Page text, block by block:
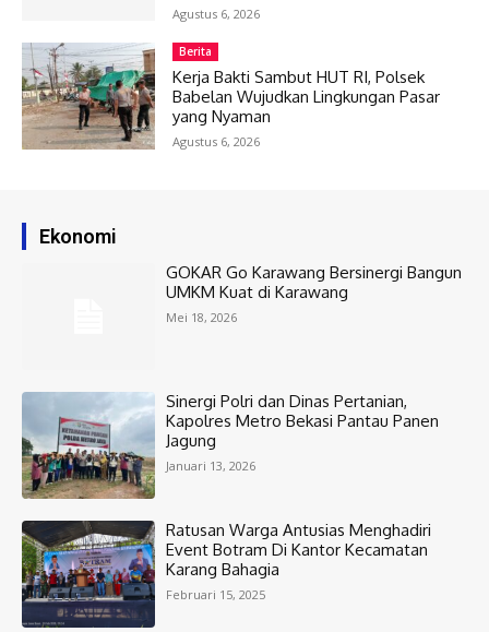
Agustus 6, 2026
Berita
Kerja Bakti Sambut HUT RI, Polsek
Babelan Wujudkan Lingkungan Pasar
yang Nyaman
Agustus 6, 2026
Ekonomi
GOKAR Go Karawang Bersinergi Bangun
UMKM Kuat di Karawang
Mei 18, 2026
Sinergi Polri dan Dinas Pertanian,
Kapolres Metro Bekasi Pantau Panen
Jagung
Januari 13, 2026
Ratusan Warga Antusias Menghadiri
Event Botram Di Kantor Kecamatan
Karang Bahagia
Februari 15, 2025